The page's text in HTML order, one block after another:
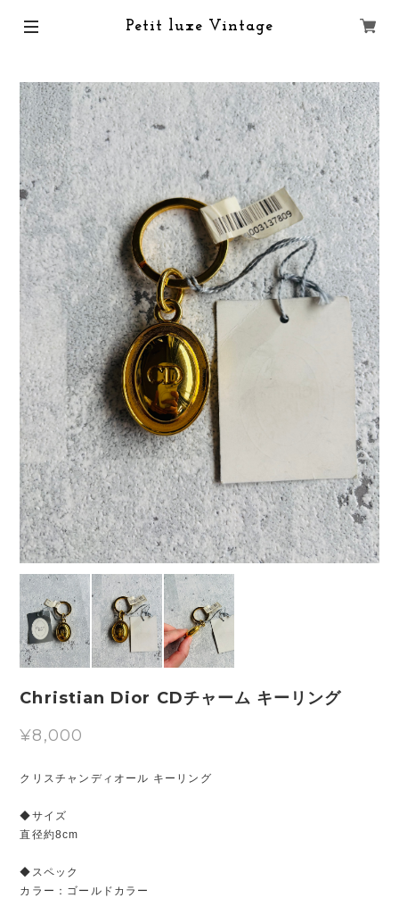
Petit luxe Vintage
Christian Dior CDチャーム キーリング
¥8,000
クリスチャンディオール キーリング
◆サイズ
直径約8cm
◆スペック
カラー：ゴールドカラー